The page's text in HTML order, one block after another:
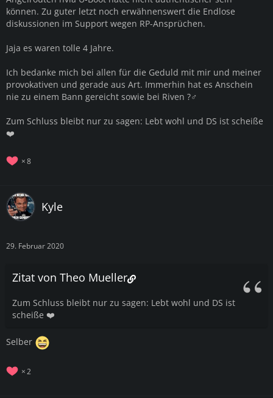
können. Zu guter letzt noch erwähnenswert die Endlose
diskussionen im Support wegen RP-Ansprüchen.
Jaja es waren tolle 4 Jahre.
Ich bedanke mich bei allen für die Geduld mit mir und meiner
provokativen und gerade aus Art. Immerhin hat es Anschein
nie zu einem Bann gereicht sowie bei Riven ?‍♂️
Zum Schluss bleibt nur zu sagen: Lebt wohl und DS ist scheiße
❤️
8
Kyle
29. Februar 2020
Zitat von Theo Mueller
Zum Schluss bleibt nur zu sagen: Lebt wohl und DS ist
scheiße ❤️
Selber
2